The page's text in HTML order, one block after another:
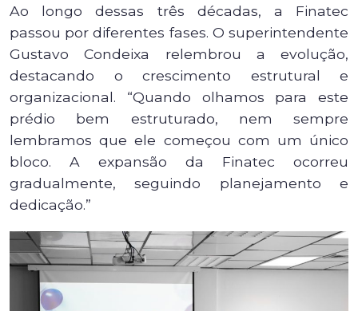
Ao longo dessas três décadas, a Finatec
passou por diferentes fases. O superintendente
Gustavo Condeixa relembrou a evolução,
destacando o crescimento estrutural e
organizacional. “Quando olhamos para este
prédio bem estruturado, nem sempre
lembramos que ele começou com um único
bloco. A expansão da Finatec ocorreu
gradualmente, seguindo planejamento e
dedicação.”